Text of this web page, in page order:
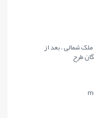
شمالی ، بعد از